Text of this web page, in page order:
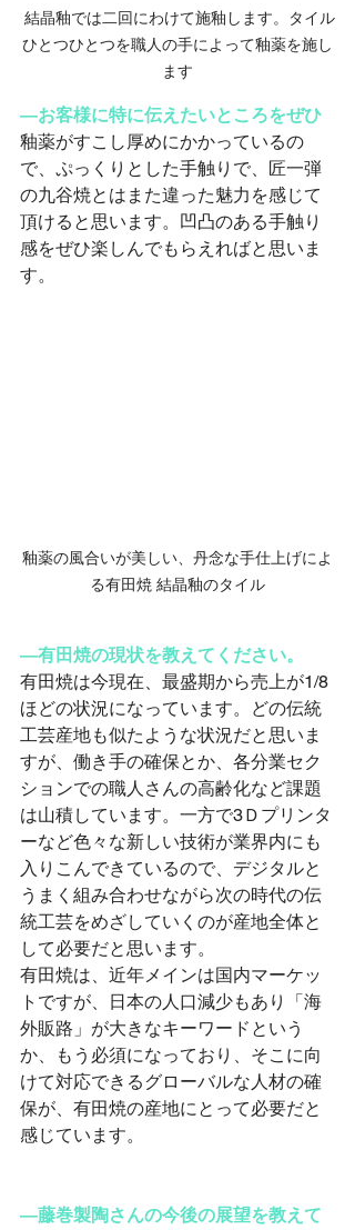
ひとつひとつを職人の手によって釉薬を施し
ます
―お客様に特に伝えたいところをぜひ
釉薬がすこし厚めにかかっているの
で、ぷっくりとした手触りで、匠一弾
の九谷焼とはまた違った魅力を感じて
頂けると思います。凹凸のある手触り
感をぜひ楽しんでもらえればと思いま
す。
釉薬の風合いが美しい、丹念な手仕上げによ
る有田焼 結晶釉のタイル
―有田焼の現状を教えてください。
有田焼は今現在、最盛期から売上が1/8
ほどの状況になっています。どの伝統
工芸産地も似たような状況だと思いま
すが、働き手の確保とか、各分業セク
ションでの職人さんの高齢化など課題
は山積しています。一方で3Ｄプリンタ
ーなど色々な新しい技術が業界内にも
入りこんできているので、デジタルと
うまく組み合わせながら次の時代の伝
統工芸をめざしていくのが産地全体と
して必要だと思います。
有田焼は、近年メインは国内マーケッ
トですが、日本の人口減少もあり「海
外販路」が大きなキーワードという
か、もう必須になっており、そこに向
けて対応できるグローバルな人材の確
保が、有田焼の産地にとって必要だと
感じています。
―藤巻製陶さんの今後の展望を教えて